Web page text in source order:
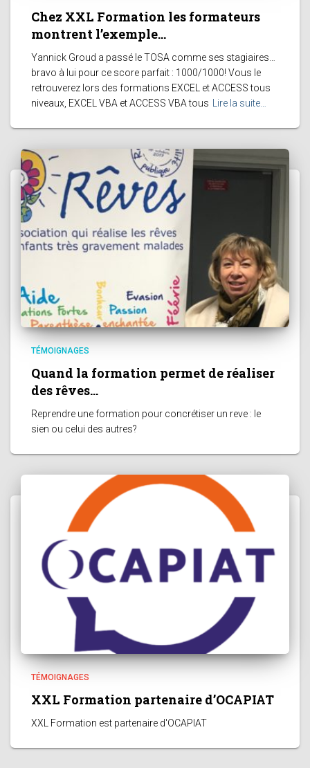
Chez XXL Formation les formateurs
montrent l’exemple…
Yannick Groud a passé le TOSA comme ses stagiaires…
bravo à lui pour ce score parfait : 1000/1000! Vous le
retrouverez lors des formations EXCEL et ACCESS tous
niveaux, EXCEL VBA et ACCESS VBA tous
Lire la suite…
TÉMOIGNAGES
Quand la formation permet de réaliser
des rêves…
Reprendre une formation pour concrétiser un reve : le
sien ou celui des autres?
TÉMOIGNAGES
XXL Formation partenaire d’OCAPIAT
XXL Formation est partenaire d'OCAPIAT